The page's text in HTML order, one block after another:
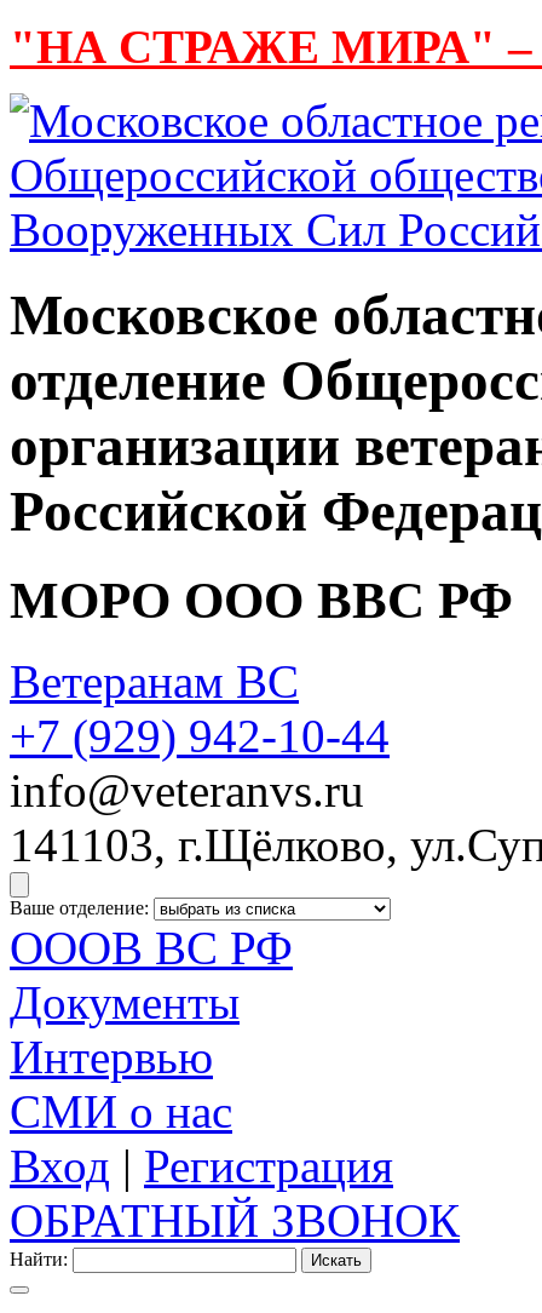
"НА СТРАЖЕ МИРА"
Московское
отделение
организации
Российской
МОРО ООО ВВС РФ
Ветеранам ВС
+7 (929) 942-10-44
info@veteranvs.ru
141103, г.Щёлково,
Ваше отделение:
ОООВ ВС РФ
Документы
Интервью
СМИ о нас
Вход | Регистрация
ОБРАТНЫЙ ЗВОНОК
Найти: